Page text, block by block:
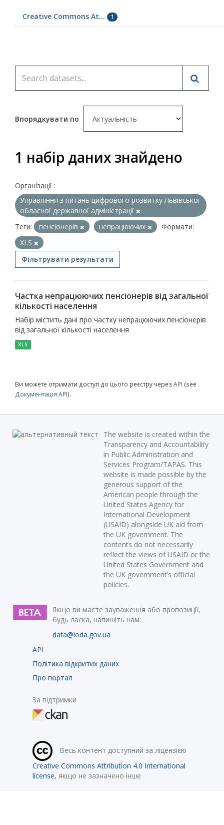
Creative Commons At... 1
Впорядкувати по
1 набір даних знайдено
Організації :
Управління з питань цифрового розвитку Львівської
обласної державної адміністрації
Теги:
пенсіонерів непрацюючих
Формати:
XLS
Фільтрувати результати
Частка непрацюючих пенсіонерів від загальної
кількості населення
Набір містить дані про частку непрацюючих пенсіонерів
від загальної кількості населення
XLS
Ви можете отримати доступ до цього реєстру через API (see
Документація API).
The website is created within the
Transparency and Accountability
in Public Administration and
Services Program/TAPAS. This
website is made possible by the
generous support of the
American people through the
United States Agency for
International Development
(USAID) alongside UK aid from
the UK government. The
contents do not necessarily
reflect the views of USAID or the
United States Government and
the UK government’s official
policies.
Якщо ви маєте зауваження або пропозиції,
будь ласка, напишіть нам:
data@loda.gov.ua
API
Політика відкритих даних
Про портал
За підтримки
Весь контент доступний за ліцензією
Creative Commons Attribution 4.0 International
license, якщо не зазначено інше